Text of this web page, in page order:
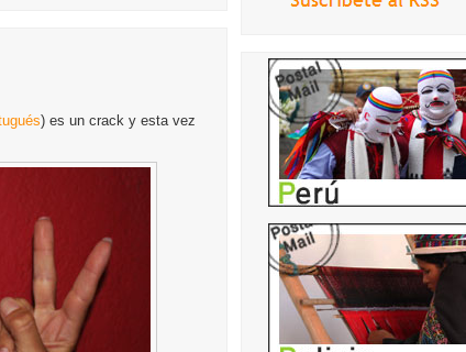
) es un crack y esta vez